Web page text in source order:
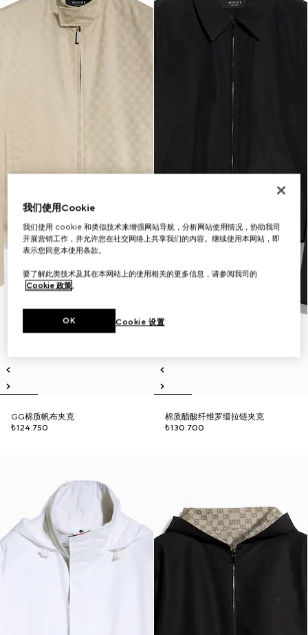
GG棉质帆布夹克
₺124.750
棉质醋酸纤维罗缎拉链夹克
₺130.700
我们使用Cookie
我们使用 cookie 和类似技术来增强网站导航，分析网站使用情况，协助我司
开展营销工作，并允许您在社交网络上共享我们的内容。继续使用本网站，即
表示您同意本使用条款。
要了解此类技术及其在本网站上的使用相关的更多信息，请参阅我司的
Cookie 政策。
Cookie 设置
OK